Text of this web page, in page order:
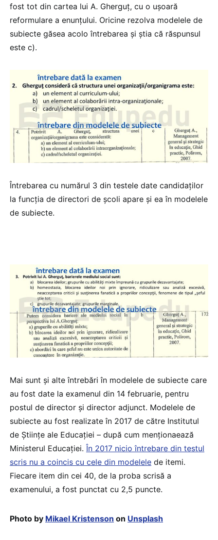
fost tot din cartea lui A. Gherguț, cu o ușoară
reformulare a enunțului. Oricine rezolva modelele de
subiecte găsea acolo întrebarea și știa că răspunsul
este c).
Întrebarea cu numărul 3 din testele date candidaților
la funcția de directori de școli apare și ea în modelele
de subiecte.
Mai sunt și alte întrebări în modelele de subiecte care
au fost date la examenul din 14 februarie, pentru
postul de director și director adjunct. Modelele de
subiecte au fost realizate în 2017 de către Institutul
de Științe ale Educației – după cum menționaează
Ministerul Educației. În 2017 nicio întrebare din testul
scris nu a coincis cu cele din modelele de itemi.
Fiecare item din cei 40, de la proba scrisă a
examenului, a fost punctat cu 2,5 puncte.
Photo by Mikael Kristenson on Unsplash